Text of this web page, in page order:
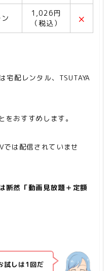
1,026円
（税込）
×
宅配レンタル、TSUTAYA
をおすすめします。
では配信されていませ
断然「動画見放題＋定額
試しは1回だ